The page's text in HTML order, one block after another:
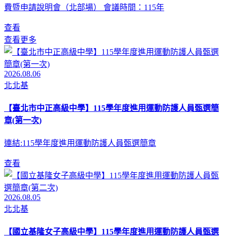
費暨申請說明會（北部場） 會議時間：115年
查看
查看更多
2026.08.06
北北基
【臺北市中正高級中學】115學年度進用運動防護人員甄選簡
章(第一次)
連結:115學年度進用運動防護人員甄選簡章
查看
2026.08.05
北北基
【國立基隆女子高級中學】115學年度進用運動防護人員甄選